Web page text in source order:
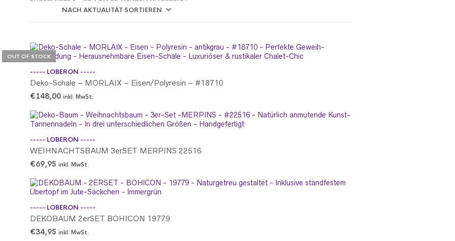
----- LOBERON -----
Deko-Schale – MORLAIX – Eisen/Polyresin – #18710
€148,00 inkl. MwSt.
----- LOBERON -----
WEIHNACHTSBAUM 3erSET MERPINS 22516
€69,95 inkl. MwSt.
----- LOBERON -----
DEKOBAUM 2erSET BOHICON 19779
€34,95 inkl. MwSt.
OUT OF STOCK
OUT OF STOCK
OUT OF STOCK
OUT OF STOCK
OUT OF STOCK
OUT OF STOCK
OUT OF STOCK